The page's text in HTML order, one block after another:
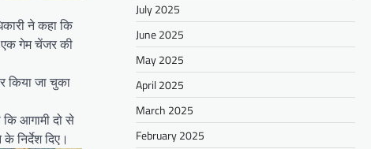
ने कहा कि
एक गेम चेंजर की
किया जा चुका
आगामी दो से
निर्देश दिए।
July 2025
June 2025
May 2025
April 2025
March 2025
February 2025